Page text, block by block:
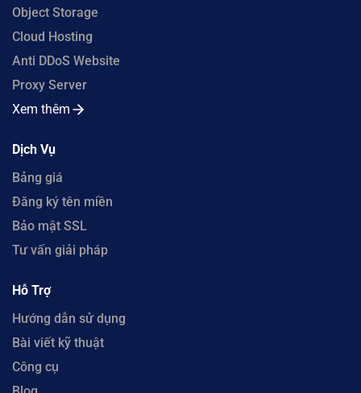
Object Storage
Cloud Hosting
Anti DDoS Website
Proxy Server
Xem thêm
Dịch Vụ
Bảng giá
Đăng ký tên miền
Bảo mật SSL
Tư vấn giải pháp
Hỗ Trợ
Hướng dẫn sử dụng
Bài viết kỹ thuật
Công cụ